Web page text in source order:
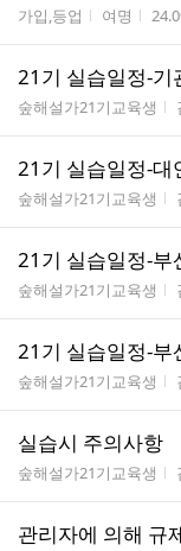
게시판명
가입,등업 작성자
여명 작
21기 실습일정-기
게시판명
숲해설가21기교육생
21기 실습일정-대
게시판명
숲해설가21기교육생
21기 실습일정-부
게시판명
숲해설가21기교육생
21기 실습일정-부
게시판명
숲해설가21기교육생
실습시 주의사항
게시판명
숲해설가21기교육생
관리자에 의해 규